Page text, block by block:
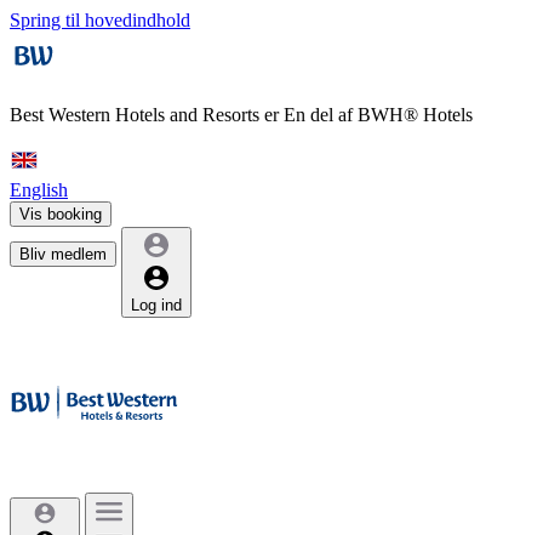
Spring til hovedindhold
Best Western Hotels and Resorts erEn del af BWH® Hotels
English
Vis booking
Bliv medlem
Log ind